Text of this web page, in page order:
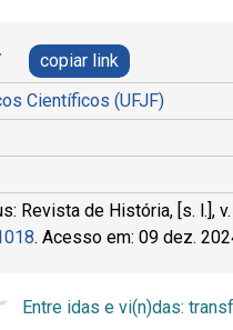
copiar link
Científicos (UFJF)
Revista de História, [s. l.],
. Acesso em: 09 dez.